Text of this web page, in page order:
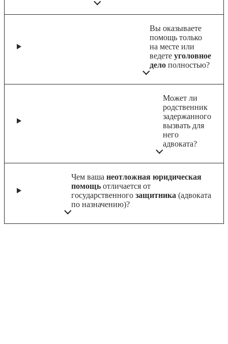
Вы оказываете
помощь только
на месте или
ведете уголовное
дело полностью?
Может ли
родственник
задержанного
вызвать для
него
адвоката?
Чем ваша неотложная юридическая
помощь отличается от
государственного защитника (адвоката
по назначению)?